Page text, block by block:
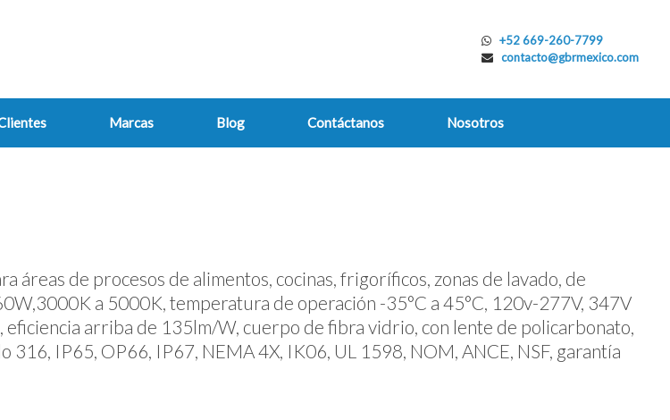
+52 669-260-7799
contacto@gbrmexico.com
Marcas Blog Contáctanos Nosotros
áreas de procesos de alimentos, cocinas, frigoríficos, zonas de lavado, de
a 5000K, temperatura de operación -35°C a 45°C, 120v-277V, 347V
arriba de 135lm/W, cuerpo de fibra vidrio, con lente de policarbonato,
IP65, OP66, IP67, NEMA 4X, IK06, UL 1598, NOM, ANCE, NSF, garantía